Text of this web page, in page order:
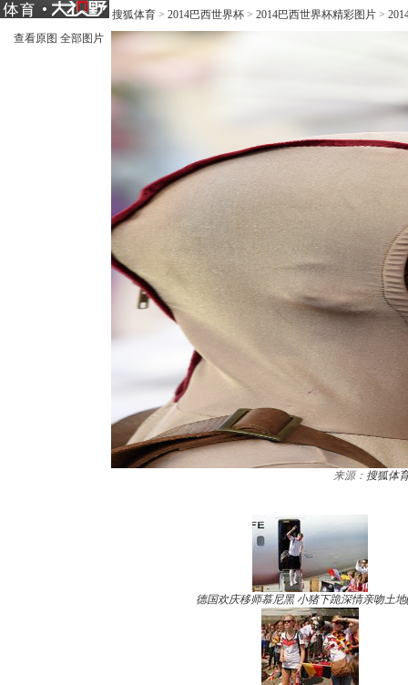
搜狐体育 > 2014巴西世界杯 > 2014巴西世界杯精彩图片 >
查看原图 全部图片
来源： 搜狐体
德国欢庆移师慕尼黑 小猪下跪深情亲吻土地